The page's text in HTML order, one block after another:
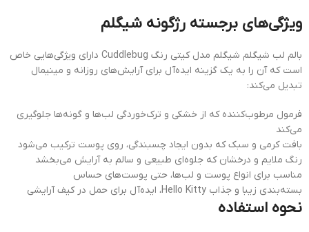
ویژگی‌های برجسته رژگونه شیگلم
بالم لب شیگلم شیگلم مدل کیتی رنگ Cuddlebug دارای ویژگی‌هایی خاص
است که آن را به یک گزینه ایده‌آل برای آرایش‌های روزانه و مینیمال
تبدیل می‌کند:
فرمول مرطوب‌کننده که از خشکی و ترک‌خوردگی لب‌ها و گونه‌ها جلوگیری
می‌کند
بافت کرمی و سبک که بدون ایجاد چسبندگی، روی پوست ترکیب می‌شود
رنگ ملایم و درخشان که جلوه‌ای طبیعی و سالم به آرایش می‌بخشد
مناسب برای انواع پوست و لب‌ها، حتی پوست‌های حساس
بسته‌بندی زیبا و جذاب Hello Kitty، ایده‌آل برای حمل در کیف آرایشی
نحوه استفاده